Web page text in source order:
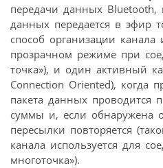
передачи данных Bluetooth,
данных передается в эфир
способ организации канала
прозрачном режиме при
точка»), и один активный
Connection Oriented), когда
пакета данных проводится
суммы и, если обнаружена
пересылки повторяется
канала используется для
многоточка»).